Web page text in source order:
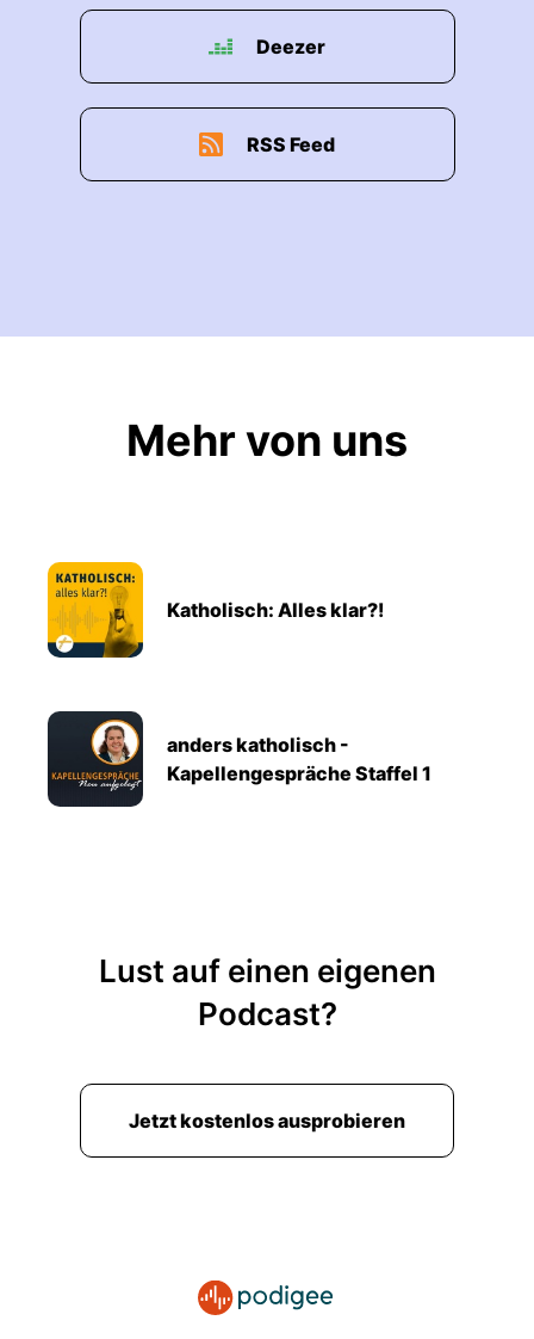
Deezer
RSS Feed
Mehr von uns
Katholisch: Alles klar?!
anders katholisch -
Kapellengespräche Staffel 1
Lust auf einen eigenen
Podcast?
Jetzt kostenlos ausprobieren